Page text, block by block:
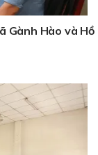
Gành Hào và Hồ